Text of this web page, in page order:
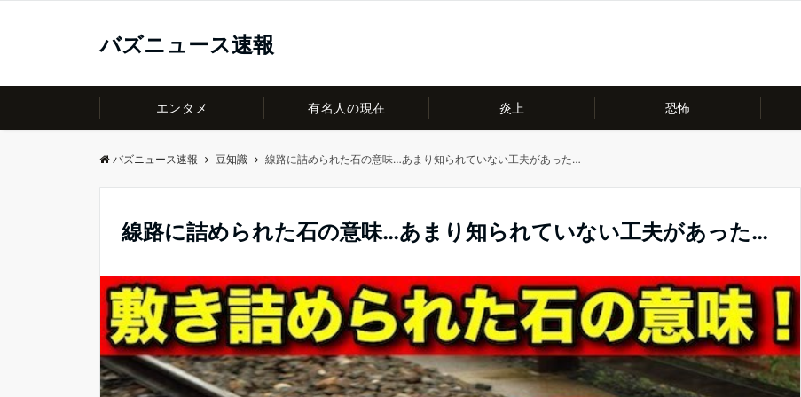
バズニュース速報
エンタメ 有名人の現在 炎上 恐怖
バズニュース速報 豆知識 線路に詰められた石の意味…あまり知られていない工夫があった…
線路に詰められた石の意味…あまり知られていない工夫があった…